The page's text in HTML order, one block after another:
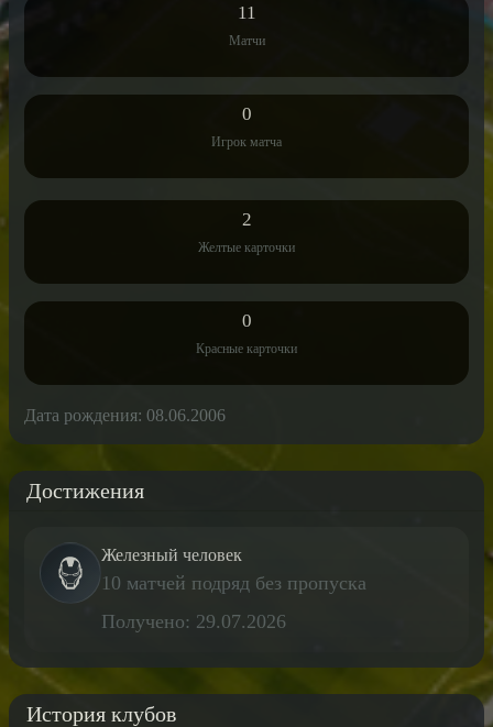
11
Матчи
0
Игрок матча
2
Желтые карточки
0
Красные карточки
Дата рождения: 08.06.2006
Достижения
Железный человек
10 матчей подряд без пропуска
Получено: 29.07.2026
История клубов